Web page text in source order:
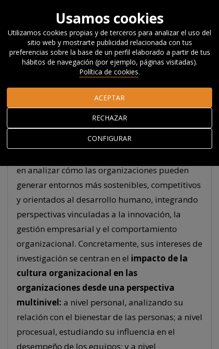
Acerca de Orkestra El equipo Maria Roldán
Maria Roldán
Investigadora predoctoral
Maria colabora enproyectos relacionados
con la efectividad de la empresa y el
en analizar cómo las organizaciones pueden
generar entornos más sostenibles, competitivos
y orientados al desarrollo humano, integrando
perspectivas vinculadas a la innovación, la
gestión empresarial y el comportamiento
organizacional. Concretamente, sus intereses de
investigación se centran en el impacto de la
cultura organizacional en las
organizaciones desde una perspectiva
multinivel: a nivel personal, analizando su
relación con el bienestar de las personas; a nivel
procesual, estudiando su influencia en el
desempeño de los equipos; y a nivel
Usamos cookies
Utilizamos cookies propias y de terceros para analizar el uso del
sitio web y mostrarte publicidad relacionada con tus
preferencias sobre la base de un perfil elaborado a partir de tus
hábitos de navegación (por ejemplo, páginas visitadas).
Política de cookies.
CONFIGURAR
RECHAZAR
ACEPTAR